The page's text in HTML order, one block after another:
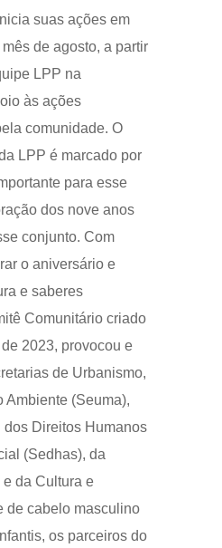
suas ações em
de agosto, a partir
LPP na
às ações
comunidade. O
LPP é marcado por
para esse
dos nove anos
conjunto. Com
o aniversário e
e saberes
Comunitário criado
2023, provocou e
de Urbanismo,
Ambiente (Seuma),
dos Direitos Humanos
(Sedhas), da
da Cultura e
de cabelo masculino
os parceiros do